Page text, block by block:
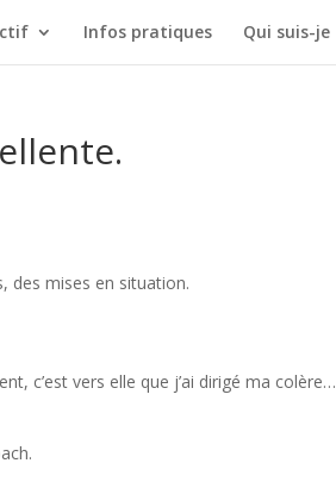
Infos pratiques Qui suis-je
des mises en situation.
c’est vers elle que j’ai dirigé ma colère…